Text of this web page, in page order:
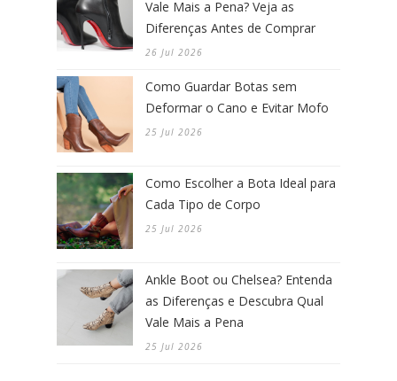
Vale Mais a Pena? Veja as
Diferenças Antes de Comprar
26 Jul 2026
Como Guardar Botas sem
Deformar o Cano e Evitar Mofo
25 Jul 2026
Como Escolher a Bota Ideal para
Cada Tipo de Corpo
25 Jul 2026
Ankle Boot ou Chelsea? Entenda
as Diferenças e Descubra Qual
Vale Mais a Pena
25 Jul 2026